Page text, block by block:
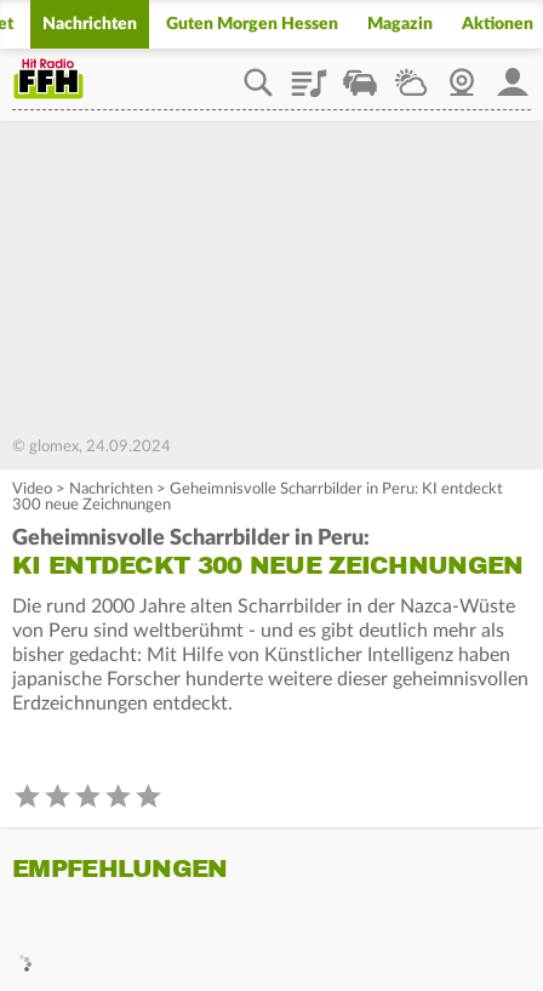
Nachrichten Guten Morgen Hessen Magazin Aktionen
PlaylistStaupilotWetterWebcam
© glomex, 24.09.2024
Video > Nachrichten > Geheimnisvolle Scharrbilder in Peru: KI entdeckt
300 neue Zeichnungen
Geheimnisvolle Scharrbilder in Peru:
KI ENTDECKT 300 NEUE ZEICHNUNGEN
Die rund 2000 Jahre alten Scharrbilder in der Nazca-Wüste
von Peru sind weltberühmt - und es gibt deutlich mehr als
bisher gedacht: Mit Hilfe von Künstlicher Intelligenz haben
japanische Forscher hunderte weitere dieser geheimnisvollen
Erdzeichnungen entdeckt.
EMPFEHLUNGEN